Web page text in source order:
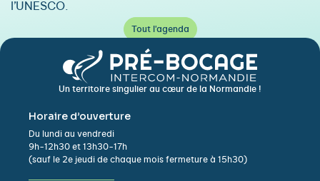
l’UNESCO.
Tout l'agenda
Un territoire singulier au cœur de la Normandie !
Horaire d’ouverture
Du lundi au vendredi
9h-12h30 et 13h30-17h
(sauf le 2e jeudi de chaque mois fermeture à 15h30)